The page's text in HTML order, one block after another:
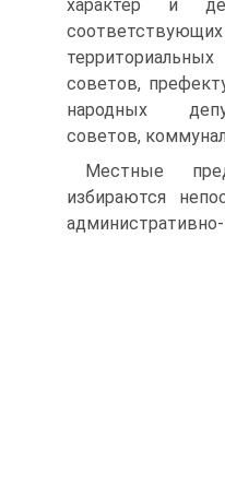
характер и
советов,
народных
советов,
Местные
избираются